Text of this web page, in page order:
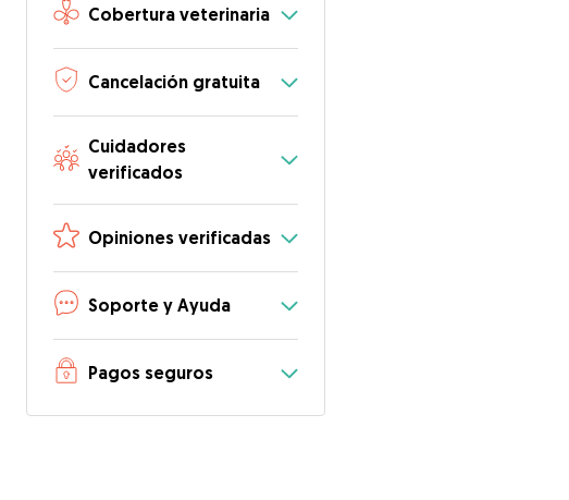
Cobertura veterinaria
Cancelación gratuita
Cuidadores
verificados
Opiniones verificadas
Soporte y Ayuda
Pagos seguros